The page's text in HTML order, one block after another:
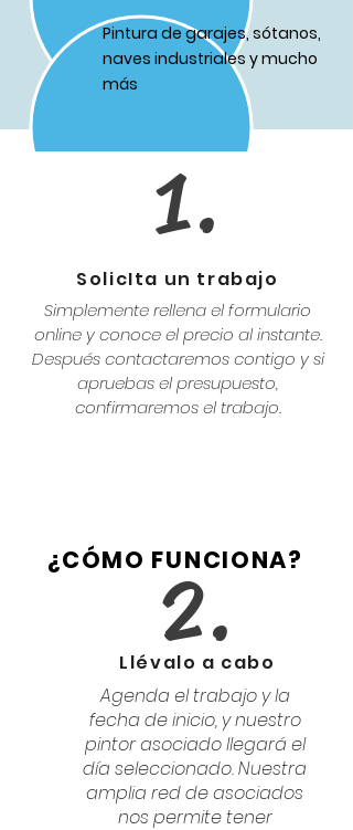
Pintura de garajes, sótanos,
naves industriales y mucho
más
1.
SolicIta un trabajo
Simplemente rellena el formulario
online y conoce el precio al instante.
Después contactaremos contigo y si
apruebas el presupuesto,
confirmaremos el trabajo.
¿CÓMO FUNCIONA?
2.
Llévalo a cabo
Agenda el trabajo y la
fecha de inicio, y nuestro
pintor asociado llegará el
día seleccionado. Nuestra
amplia red de asociados
nos permite tener